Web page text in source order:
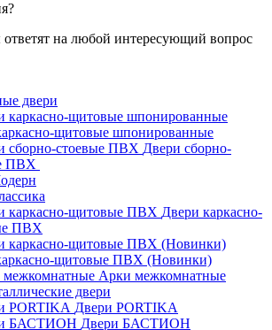
на любой интересующий вопрос
двери
щитовые шпонированные
Двери сборно-
ПВХ
Двери каркасно-
ПВХ
щитовые ПВХ (Новинки)
Арки межкомнатные
двери
Двери PORTIKA
Двери БАСТИОН